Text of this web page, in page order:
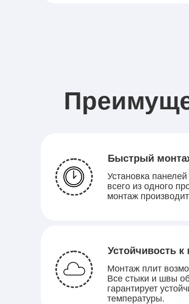
Быстрый
Установка
всего из одного
монтаж
Устойчивость
Монтаж плит
Все стыки и швы
гарантирует
температуры.